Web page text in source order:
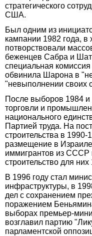
стратегического
США.
Был одним из
кампании 1982 года, в
потворствовали
беженцев Сабра и
специальная
обвинила Шарона в
"невыполнении своих
После выборов 1984 и
торговли и
национального
Партией труда. На
строительства в 1990-
размещение в
иммигрантов из СССР
строительство для
В 1996 году стал
инфраструктуры, в
дел с сохранением
поражением
выборах премьер-
возглавил партию
парламентской